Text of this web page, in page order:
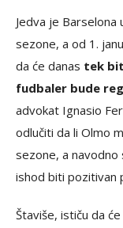
Jedva je
sezone, a od 1.
da će danas tek
fudbaler bude
advokat Ignasio
odlučiti da li Olmo
sezone, a navodno
ishod biti pozitivan
Štaviše, ističu da